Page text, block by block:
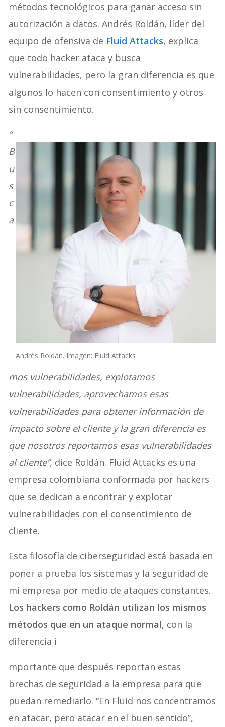
métodos tecnológicos para ganar acceso sin
autorización a datos. Andrés Roldán, líder del
equipo de ofensiva de Fluid Attacks, explica
que todo hacker ataca y busca
vulnerabilidades, pero la gran diferencia es que
algunos lo hacen con consentimiento y otros
sin consentimiento.
Andrés Roldán. Imagen: Fluid Attacks
“
B
u
s
c
a
mos vulnerabilidades, explotamos
vulnerabilidades, aprovechamos esas
vulnerabilidades para obtener información de
impacto sobre el cliente y la gran diferencia es
que nosotros reportamos esas vulnerabilidades
al cliente”, dice Roldán. Fluid Attacks es una
empresa colombiana conformada por hackers
que se dedican a encontrar y explotar
vulnerabilidades con el consentimiento de
cliente.
Esta filosofía de ciberseguridad está basada en
poner a prueba los sistemas y la seguridad de
mi empresa por medio de ataques constantes.
Los hackers como Roldán utilizan los mismos
métodos que en un ataque normal, con la
diferencia i
mportante que después reportan estas
brechas de seguridad a la empresa para que
puedan remediarlo. “En Fluid nos concentramos
en atacar, pero atacar en el buen sentido”,